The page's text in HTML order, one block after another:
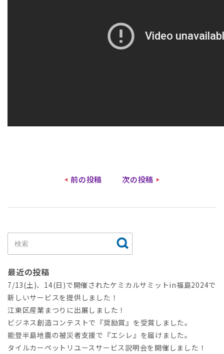
前の投稿 次の投稿
最近の投稿
7/13(土)、14(日)で開催されたケミカルサミットin福島2024で
新しいサービスを提供しました！
江東区産業まつりに出展しました！
ビジネス創造コンテストで『奨励賞』を受賞しました。
能登半島地震の被災者支援で『エシレ』を届けました。
タイルカーペットリユースサービス説明会を開催しました！